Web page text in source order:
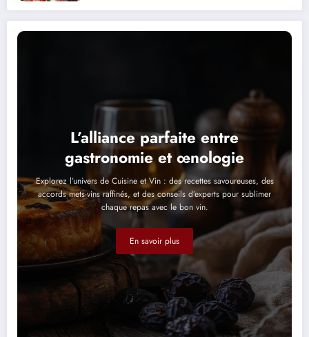
L’alliance parfaite entre
gastronomie et œnologie
Explorez l’univers de Cuisine et Vin : des recettes savoureuses, des
accords mets-vins raffinés, et des conseils d’experts pour sublimer
chaque repas avec le bon vin.
En savoir plus